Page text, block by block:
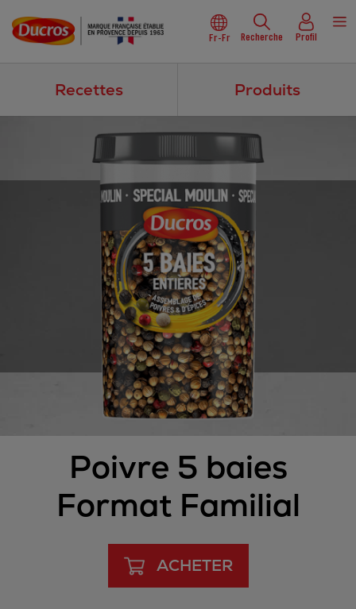
Fr-Fr Recherche Profil
Recettes Produits
Poivre 5 baies
Format Familial
ACHETER